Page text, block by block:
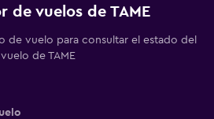
de vuelos de TAME
de vuelo para consultar el estado del
vuelo de TAME